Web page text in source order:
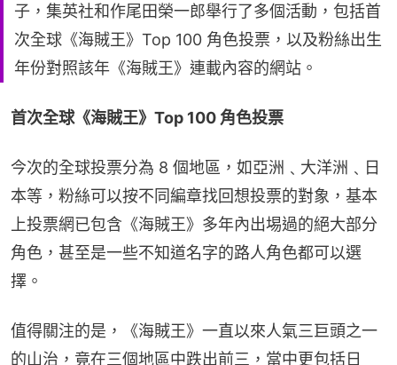
子，集英社和作尾田榮一郎舉行了多個活動，包括首
次全球《海賊王》Top 100 角色投票，以及粉絲出生
年份對照該年《海賊王》連載內容的網站。
首次全球《海賊王》Top 100 角色投票
今次的全球投票分為 8 個地區，如亞洲﹑大洋洲﹑日
本等，粉絲可以按不同編章找回想投票的對象，基本
上投票網已包含《海賊王》多年內出埸過的絕大部分
角色，甚至是一些不知道名字的路人角色都可以選
擇。
值得關注的是，《海賊王》一直以來人氣三巨頭之一
的山治，竟在三個地區中跌出前三，當中更包括日